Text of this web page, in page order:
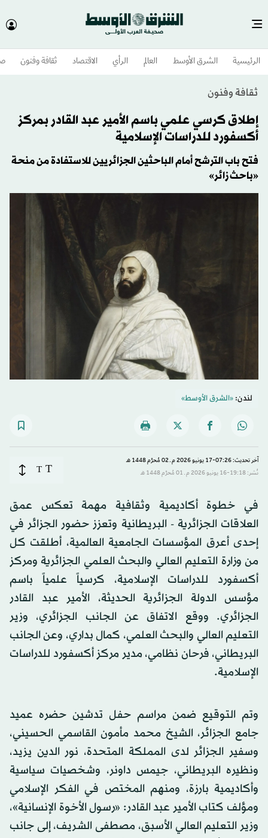
الرئيسية الشرق الأوسط​ العالم الرأي الاقتصاد ثقافة وفنون
ثقافة وفنون
إطلاق كرسي علمي باسم الأمير عبد القادر بمركز
أكسفورد للدراسات الإسلامية
فتح باب الترشح أمام الباحثين الجزائريين للاستفادة من منحة
«باحث زائر»
لندن:«الشرق الأوسط»
آخر تحديث: 07:26-17 يونيو 2026 م ـ 02 مُحرَّم 1448 هـ
نُشر: 19:18-16 يونيو 2026 م ـ 01 مُحرَّم 1448 هـ
T
T
في خطوة أكاديمية وثقافية مهمة تعكس عمق
العلاقات الجزائرية - البريطانية وتعزز حضور الجزائر في
إحدى أعرق المؤسسات الجامعية العالمية، أطلقت كل
من وزارة التعليم العالي والبحث العلمي الجزائرية ومركز
أكسفورد للدراسات الإسلامية، كرسياً علمياً باسم
مؤسس الدولة الجزائرية الحديثة، الأمير عبد القادر
الجزائري. ووقع الاتفاق عن الجانب الجزائري، وزير
التعليم العالي والبحث العلمي، كمال بداري، وعن الجانب
البريطاني، فرحان نظامي، مدير مركز أكسفورد للدراسات
الإسلامية.
وتم التوقيع ضمن مراسم حفل تدشين حضره عميد
جامع الجزائر، الشيخ محمد مأمون القاسمي الحسيني،
وسفير الجزائر لدى المملكة المتحدة، نور الدين يزيد،
ونظيره البريطاني، جيمس داونر، وشخصيات سياسية
وأكاديمية بارزة، ومنهم المختص في الفكر الإسلامي
ومؤلف كتاب الأمير عبد القادر: «رسول الأخوة الإنسانية»،
وزير التعليم العالي الأسبق، مصطفى الشريف، إلى جانب